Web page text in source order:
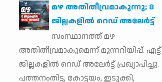
മഴ അതിതീവ്രമാകുന്നു; 8
ജില്ലകളില്‍ റെഡ് അലേർട്ട്
സംസ്ഥാനത്ത് മഴ
അതിതീവ്രമാകുമെന്ന് മുന്നറിയിപ്പ്. എട്ട്
ജില്ലകളില്‍ റെഡ് അലേര്‍ട്ട് പ്രഖ്യാപിച്ചു.
പത്തനംതിട്ട, കോട്ടയം, ഇടുക്കി,